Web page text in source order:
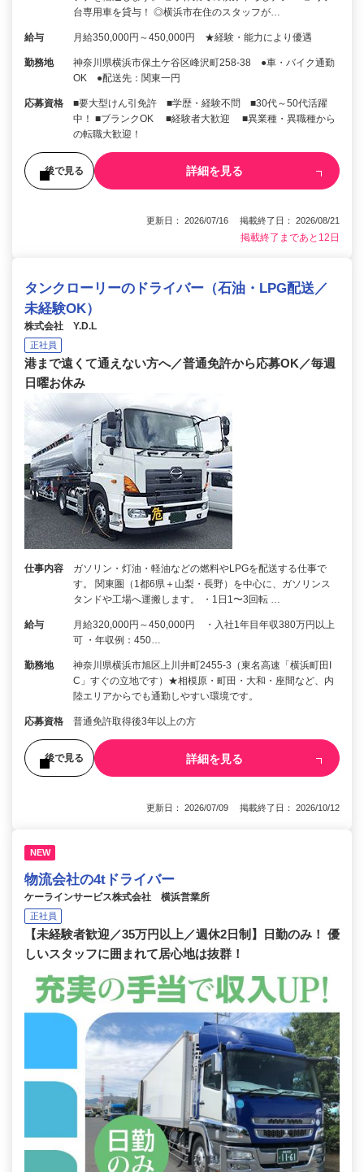
台専用車を貸与！ ◎横浜市在住のスタッフが…
給与 月給350,000円～450,000円 ★経験・能力により優遇
勤務地
神奈川県横浜市保土ケ谷区峰沢町258-38 ●車・バイク通勤
OK ●配送先：関東一円
応募資格
■要大型けん引免許 ■学歴・経験不問 ■30代～50代活躍
中！ ■ブランクOK ■経験者大歓迎 ■異業種・異職種から
の転職大歓迎！
後で見る 詳細を見る
更新日： 2026/07/16 掲載終了日： 2026/08/21
掲載終了まであと12日
タンクローリーのドライバー（⽯油・LPG配送／
未経験OK）
株式会社 Y.D.L
正社員
港まで遠くて通えない⽅へ／普通免許から応募OK／毎週
⽇曜お休み
仕事内容
ガソリン・灯油・軽油などの燃料やLPGを配送する仕事で
す。 関東圏（1都6県＋⼭梨・⻑野）を中⼼に、ガソリンス
タンドや⼯場へ運搬します。 ・1⽇1〜3回転 …
給与
月給320,000円～450,000円 ・⼊社1年目年収380万円以上
可 ・年収例：450…
勤務地
神奈川県横浜市旭区上川井町2455-3（東名⾼速「横浜町⽥I
C」すぐの⽴地です）★相模原・町⽥・⼤和・座間など、内
陸エリアからでも通勤しやすい環境です。
応募資格 普通免許取得後3年以上の⽅
後で見る 詳細を見る
更新日： 2026/07/09 掲載終了日： 2026/10/12
NEW
物流会社の4tドライバー
ケーラインサービス株式会社 横浜営業所
正社員
【未経験者歓迎／35万円以上／週休2日制】日勤のみ！ 優
しいスタッフに囲まれて居心地は抜群！